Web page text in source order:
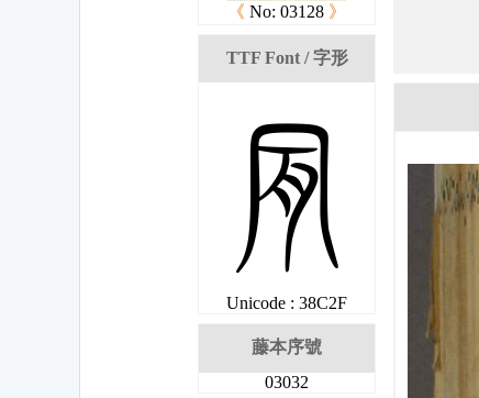
《 No: 03128 》
TTF Font / 字形
娯
Unicode : 38C2F
藤本序號
03032